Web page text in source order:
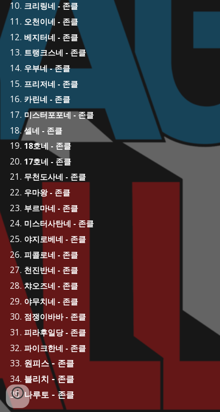
크리링네 - 존클
오천이네 - 존클
베지터네 - 존클
트랭크스네 - 존클
우부네 - 존클
프리저네 - 존클
카린네 - 존클
미스터포포네 - 존클
셀네 - 존클
18호네 - 존클
17호네 - 존클
무천도사네 - 존클
우마왕 - 존클
부르마네 - 존클
미스터사탄네 - 존클
야지로베네 - 존클
피콜로네 - 존클
천진반네 - 존클
챠오즈네 - 존클
야무치네 - 존클
점쟁이바바 - 존클
피라후일당 - 존클
파이크한네 - 존클
원피스 - 존클
블리치 - 존클
나루토 - 존클